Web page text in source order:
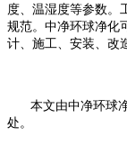
度、温湿度等参数。
规范。中净环球净化
计、施工、安装、改
本文由中净环球
处。